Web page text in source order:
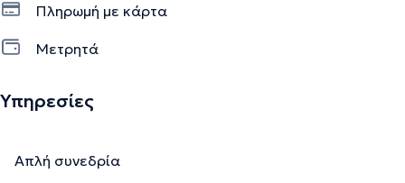
Πληρωμή με κάρτα
Μετρητά
Υπηρεσίες
Απλή συνεδρία